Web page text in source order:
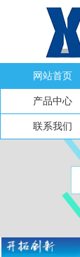
网站首页
产品中心
联系我们